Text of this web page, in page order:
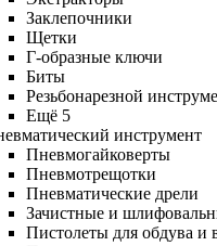
Заклепочники
Щетки
Г-образные ключи
Биты
Резьбонарезной
Ещё 5
инструмент
Пневмогайковерты
Пневмотрещотки
Пневматические дрели
Зачистные и
Пистолеты для обдува и